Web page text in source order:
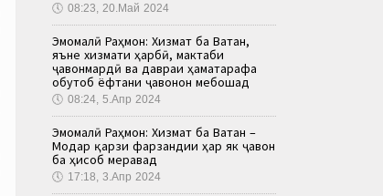
🕔 08:23, 20.Май 2024
Эмомалӣ Раҳмон: Хизмат ба Ватан,
яъне хизмати ҳарбӣ, мактаби
ҷавонмардӣ ва давраи ҳаматарафа
обутоб ёфтани ҷавонон мебошад
🕔 08:24, 5.Апр 2024
Эмомалӣ Раҳмон: Хизмат ба Ватан –
Модар қарзи фарзандии ҳар як ҷавон
ба ҳисоб меравад
🕔 17:18, 3.Апр 2024